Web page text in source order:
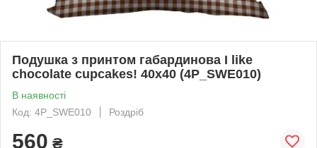
Подушка з принтом габардинова I like
chocolate cupcakes! 40x40 (4P_SWE010)
В наявності
Код: 4P_SWE010
Роздріб
560 ₴